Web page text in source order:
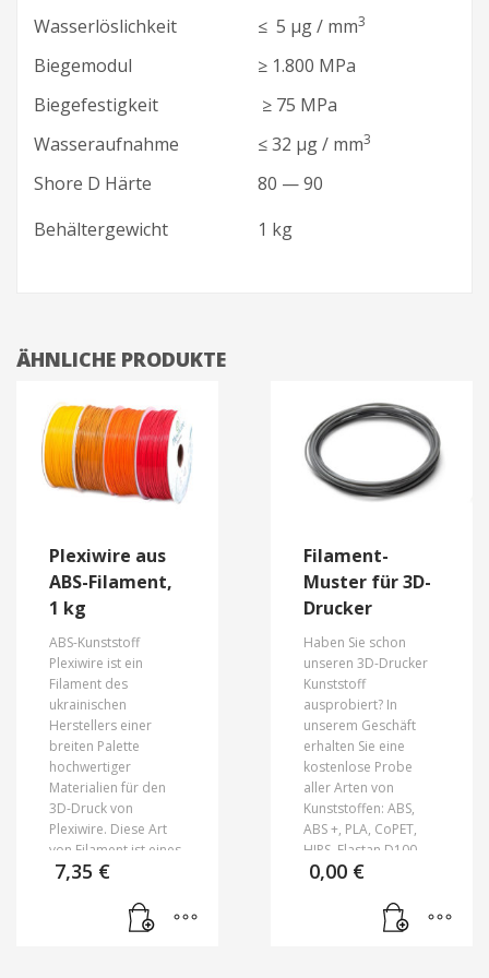
Wasserlöslichkeit ≤ 5 μg / mm3
Biegemodul
≥ 1.800 MPa
Biegefestigkeit
≥ 75 MPa
Wasseraufnahme
≤ 32 μg / mm3
Shore D Härte
Behältergewicht
80 — 90
1 kg
ÄHNLICHE PRODUKTE
Plexiwire aus
ABS-Filament,
1 kg
ABS-Kunststoff
Plexiwire ist ein
Filament des
ukrainischen
Herstellers einer
breiten Palette
hochwertiger
Materialien für den
3D-Druck von
Plexiwire. Diese Art
von Filament ist eines
der häufigsten und
Verbrauchsmaterialien
für den FDM-Druck.
7,35 €
Filament-
Muster für 3D-
Drucker
Haben Sie schon
unseren 3D-Drucker
Kunststoff
ausprobiert? In
unserem Geschäft
erhalten Sie eine
kostenlose Probe
aller Arten von
Kunststoffen: ABS,
ABS +, PLA, CoPET,
HIPS, Elastan D100,
PLA Wanhao. Testen
unseres Kunststoffs
und kommen Sie zu
0,00 €